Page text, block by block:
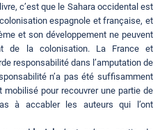
c’est que le Sahara occidental est
espagnole et française, et
et son développement ne peuvent
de la colonisation. La France et
responsabilité dans l’amputation de
n’a pas été suffisamment
mobilisé pour recouvrer une partie de
à accabler les auteurs qui l’ont